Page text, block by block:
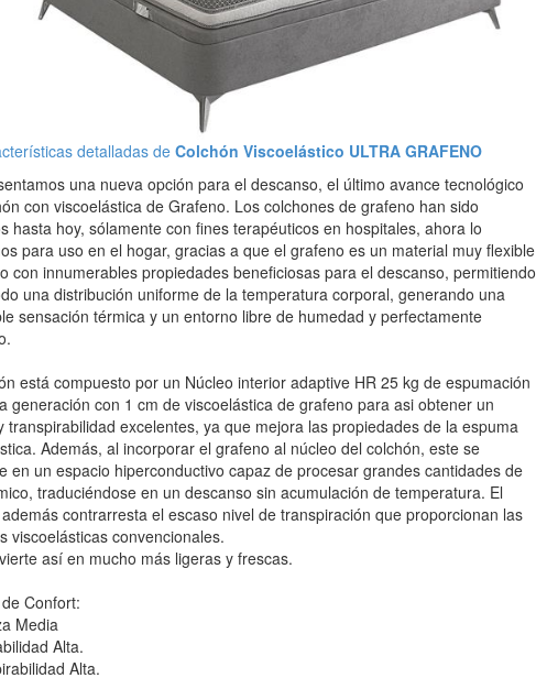
detalladas de Colchón Viscoelástico ULTRA GRAFENO
una nueva opción para el descanso, el último avance tecnológico
con viscoelástica de Grafeno. Los colchones de grafeno han sido
hasta hoy, sólamente con fines terapéuticos en hospitales, ahora lo
para uso en el hogar, gracias a que el grafeno es un material muy flexible
con innumerables propiedades beneficiosas para el descanso, permitiendo
una distribución uniforme de la temperatura corporal, generando una
sensación térmica y un entorno libre de humedad y perfectamente
está compuesto por un Núcleo interior adaptive HR 25 kg de espumación
generación con 1 cm de viscoelástica de grafeno para asi obtener un
transpirabilidad excelentes, ya que mejora las propiedades de la espuma
Además, al incorporar el grafeno al núcleo del colchón, este se
en un espacio hiperconductivo capaz de procesar grandes cantidades de
traduciéndose en un descanso sin acumulación de temperatura. El
contrarresta el escaso nivel de transpiración que proporcionan las
viscoelásticas convencionales.
así en mucho más ligeras y frescas.
Confort:
Media
Alta.
Alta.